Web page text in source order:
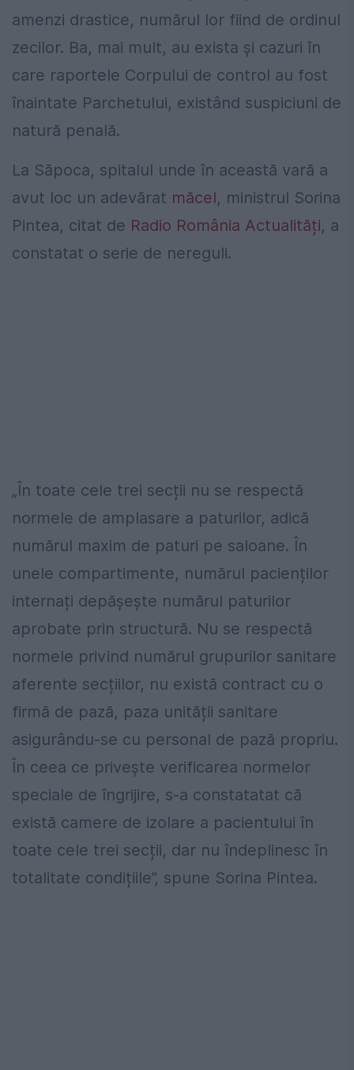
amenzi drastice, numărul lor fiind de ordinul
zecilor. Ba, mai mult, au exista și cazuri în
care raportele Corpului de control au fost
înaintate Parchetului, existând suspiciuni de
natură penală.
La Săpoca, spitalul unde în această vară a
avut loc un adevărat măcel, ministrul Sorina
Pintea, citat de Radio România Actualități, a
constatat o serie de nereguli.
„În toate cele trei secții nu se respectă
normele de amplasare a paturilor, adică
numărul maxim de paturi pe saloane. În
unele compartimente, numărul pacienților
internați depășește numărul paturilor
aprobate prin structură. Nu se respectă
normele privind numărul grupurilor sanitare
aferente secțiilor, nu există contract cu o
firmă de pază, paza unității sanitare
asigurându-se cu personal de pază propriu.
În ceea ce privește verificarea normelor
speciale de îngrijire, s-a constatatat că
există camere de izolare a pacientului în
toate cele trei secții, dar nu îndeplinesc în
totalitate condițiile”, spune Sorina Pintea.